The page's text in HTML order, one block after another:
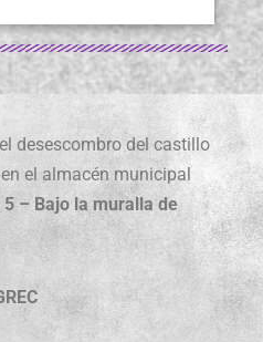
desescombro del castillo
el almacén municipal
5 – Bajo la muralla de